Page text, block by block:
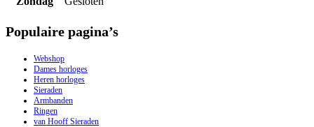
Populaire pagina’s
Webshop
Dames horloges
Heren horloges
Sieraden
Armbanden
Ringen
van Hooff Sieraden